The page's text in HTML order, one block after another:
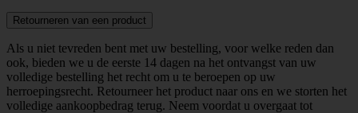
Retourneren van een product
Als u niet tevreden bent met uw bestelling, voor welke reden dan
ook, bieden we u de eerste 14 dagen na het ontvangst van uw
volledige bestelling het recht om u te beroepen op uw
herroepingsrecht. Retourneer het product naar ons en we storten het
volledige aankoopbedrag terug. Neem voordat u overgaat tot